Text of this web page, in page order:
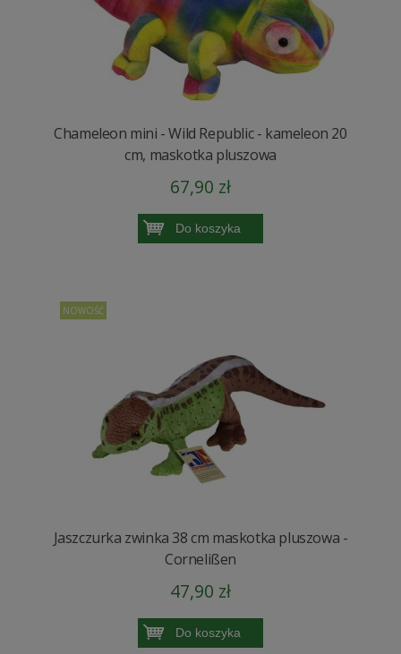
Chameleon mini - Wild Republic - kameleon 20
cm, maskotka pluszowa
67,90 zł
Do koszyka
Jaszczurka zwinka 38 cm maskotka pluszowa -
Cornelißen
47,90 zł
Do koszyka
NOWOŚĆ